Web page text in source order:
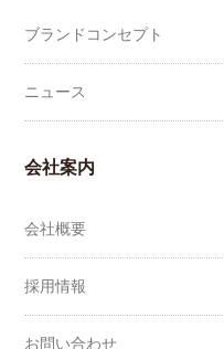
ブランドコンセプト
ニュース
会社案内
会社概要
採用情報
お問い合わせ